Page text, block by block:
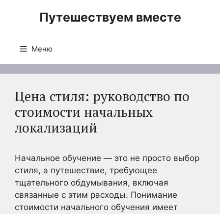
Путешествуем вместе
Меню
Цена стиля: руководство по
стоимости начальных
локализаций
Начальное обучение — это не просто выбор
стиля, а путешествие, требующее
тщательного обдумывания, включая
связанные с этим расходы. Понимание
стоимости начального обучения имеет